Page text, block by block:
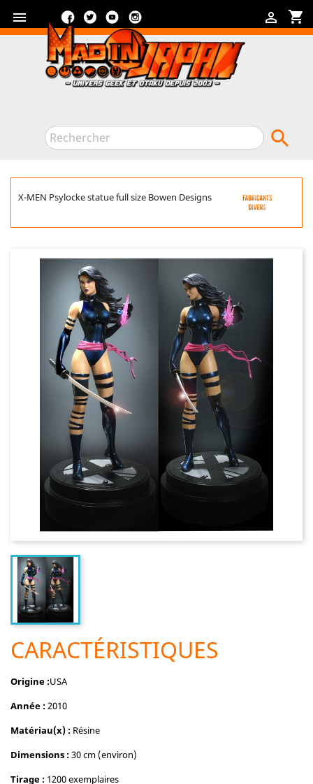
 shopping_cart

FacebookTwitterYouTube

X-MEN Psylocke statue full size Bowen Designs
CARACTÉRISTIQUES
Origine :USA
Année :2010
Matériau(x) : Résine
Dimensions :30 cm (environ)
Tirage : 1200 exemplaires